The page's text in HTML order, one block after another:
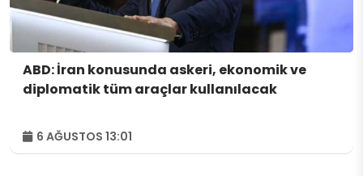
ABD: İran konusunda askeri, ekonomik ve
diplomatik tüm araçlar kullanılacak
6 AĞUSTOS 13:01